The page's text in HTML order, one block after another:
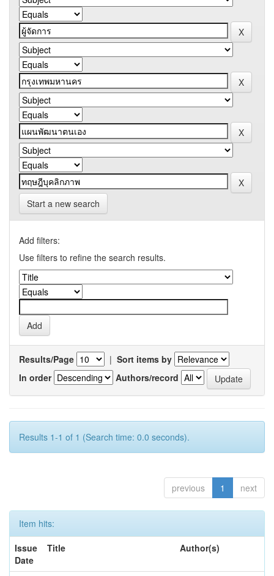
Start a new search
Add filters:
Use filters to refine the search results.
Results/Page | Sort items by
In order
Authors/record
Results 1-1 of 1 (Search time: 0.0 seconds).
previous 1 next
Item hits:
Issue
Date
Title Author(s)